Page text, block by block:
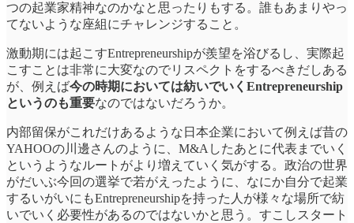
つの起業家精神なのかなと思ったりもする。誰もあまりやっ
てないような座組にチャレンジすること。
激動期には起こすEntrepreneurshipが羨望を浴びるし、実際起
こすことは非常に大変なのでリスペクトをするべきだしある
が、例えば今の時期においては紡いでいくEntrepreneurship
というのも重要なのではないだろうか。
内部留保がこれだけあるような日本企業において例えば昔の
YAHOOの川邊さんのように、M&Aしたあとに代表までいく
というようなルートがより増えていく気がする。政治の世界
がだいぶ今回の選挙で若がえったように、なにか自分で起業
するいがいにもEntrepreneurshipを持った人が様々な場所で紡
いでいく必要性があるのではないかと思う。すこしスタート